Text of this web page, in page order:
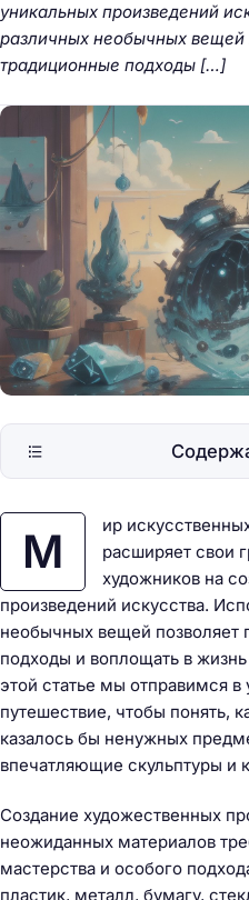
уникальных произведений
различных необычных вещей
традиционные подходы […]
М
ир
расширяет свои
художников на
произведений искусства.
необычных вещей позволяет
подходы и воплощать в
этой статье мы отправимся в
путешествие, чтобы понять,
казалось бы ненужных
впечатляющие скульптуры и
Создание художественных
неожиданных материалов
мастерства и особого
пластик, металл, бумагу,